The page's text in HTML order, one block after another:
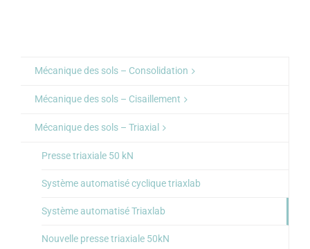
Mécanique des sols – Consolidation
Mécanique des sols – Cisaillement
Mécanique des sols – Triaxial
Presse triaxiale 50 kN
Système automatisé cyclique triaxlab
Système automatisé Triaxlab
Nouvelle presse triaxiale 50kN